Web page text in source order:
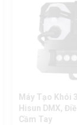
Máy Tạo Khói
Hisun DMX,
Cầm Tay